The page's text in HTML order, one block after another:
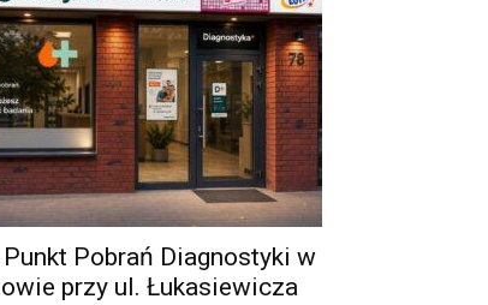
Pobrań Diagnostyki w
przy ul. Łukasiewicza